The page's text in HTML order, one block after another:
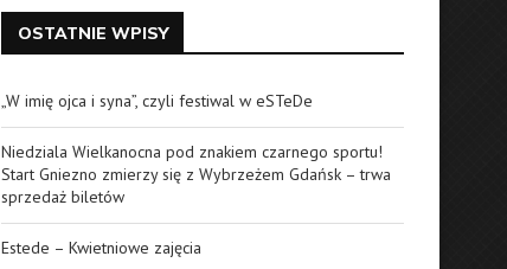
OSTATNIE WPISY
„W imię ojca i syna”, czyli festiwal w eSTeDe
Niedziala Wielkanocna pod znakiem czarnego sportu!
Start Gniezno zmierzy się z Wybrzeżem Gdańsk – trwa
sprzedaż biletów
Estede – Kwietniowe zajęcia